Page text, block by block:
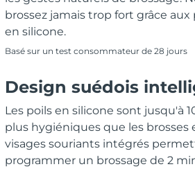
brossez jamais trop fort grâce aux
en silicone.
Basé sur un test consommateur de 28 jours
Design suédois
Les poils en silicone sont jusqu'à
plus hygiéniques que les brosses
visages souriants intégrés
programmer un brossage de 2